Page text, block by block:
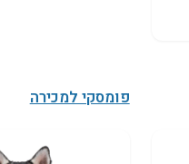
פומסקי למכירה